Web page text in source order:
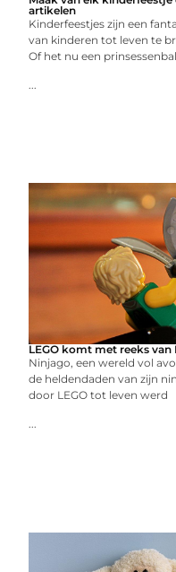
artikelen
Kinderfeestjes zijn een
van kinderen tot leven te
Of het nu een
...
LEGO komt met reeks van
Ninjago, een wereld vol
de heldendaden van zijn
door LEGO tot leven werd
...